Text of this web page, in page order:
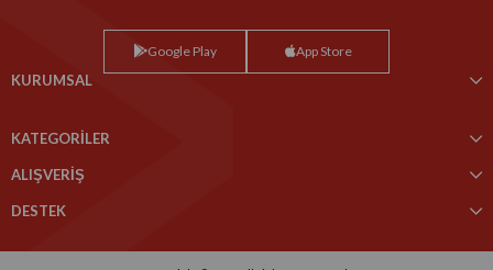
Google Play App Store
KURUMSAL
KATEGORİLER
ALIŞVERİŞ
DESTEK